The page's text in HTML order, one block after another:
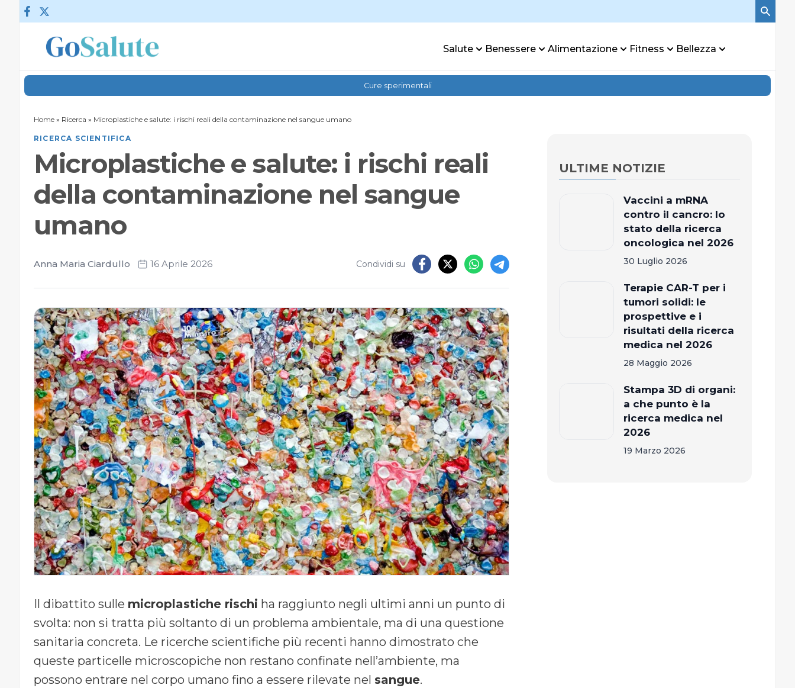
Vai al contenuto
Salute Benessere Alimentazione Fitness Bellezza
Cure sperimentali
Home » Ricerca » Microplastiche e salute: i rischi reali della contaminazione nel sangue umano
RICERCA SCIENTIFICA
Microplastiche e salute: i rischi reali
della contaminazione nel sangue
umano
Anna Maria Ciardullo 16 Aprile 2026 Condividi su
Il dibattito sulle microplastiche rischi ha raggiunto negli ultimi anni un punto di
svolta: non si tratta più soltanto di un problema ambientale, ma di una questione
sanitaria concreta. Le ricerche scientifiche più recenti hanno dimostrato che
queste particelle microscopiche non restano confinate nell’ambiente, ma
possono entrare nel corpo umano fino a essere rilevate nel sangue.
ULTIME NOTIZIE
Vaccini a mRNA
contro il cancro: lo
stato della ricerca
oncologica nel 2026
30 Luglio 2026
Terapie CAR-T per i
tumori solidi: le
prospettive e i
risultati della ricerca
medica nel 2026
28 Maggio 2026
Stampa 3D di organi:
a che punto è la
ricerca medica nel
2026
19 Marzo 2026